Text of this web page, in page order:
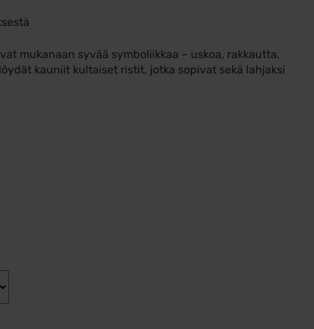
mukanaan syvää symboliikkaa – uskoa, rakkautta,
kauniit kultaiset ristit, jotka sopivat sekä lahjaksi